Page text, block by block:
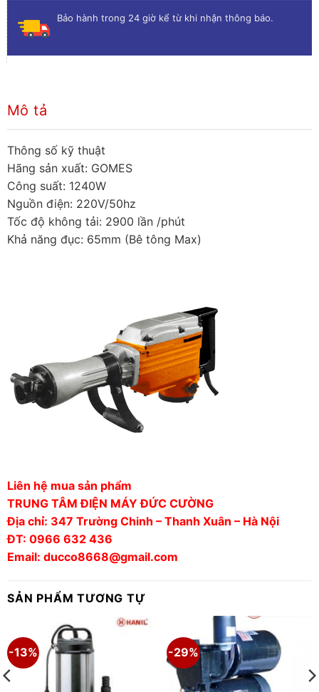
Bảo hành trong 24 giờ kể từ khi nhận thông báo.
Mô tả
Thông số kỹ thuật
Hãng sản xuất: GOMES
Công suất: 1240W
Nguồn điện: 220V/50hz
Tốc độ không tải: 2900 lần /phút
Khả năng đục: 65mm (Bê tông Max)
Liên hệ mua sản phẩm
TRUNG TÂM ĐIỆN MÁY ĐỨC CƯỜNG
Địa chỉ: 347 Trường Chinh – Thanh Xuân – Hà Nội
ĐT: 0966 632 436
Email: ducco8668@gmail.com
SẢN PHẨM TƯƠNG TỰ
-13% -29%